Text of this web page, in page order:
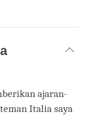
ajaran-
Italia saya